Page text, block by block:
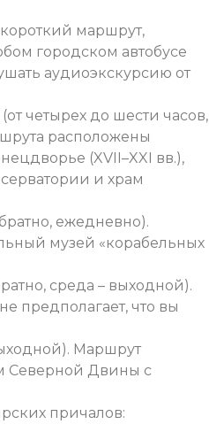
маршрут,
городском автобусе
аудиоэкскурсию от
четырех до шести часов,
расположены
(XVII–XXI вв.),
и храм
ежедневно).
музей «корабельных
среда – выходной).
предполагает, что вы
Маршрут
Северной Двины с
причалов: